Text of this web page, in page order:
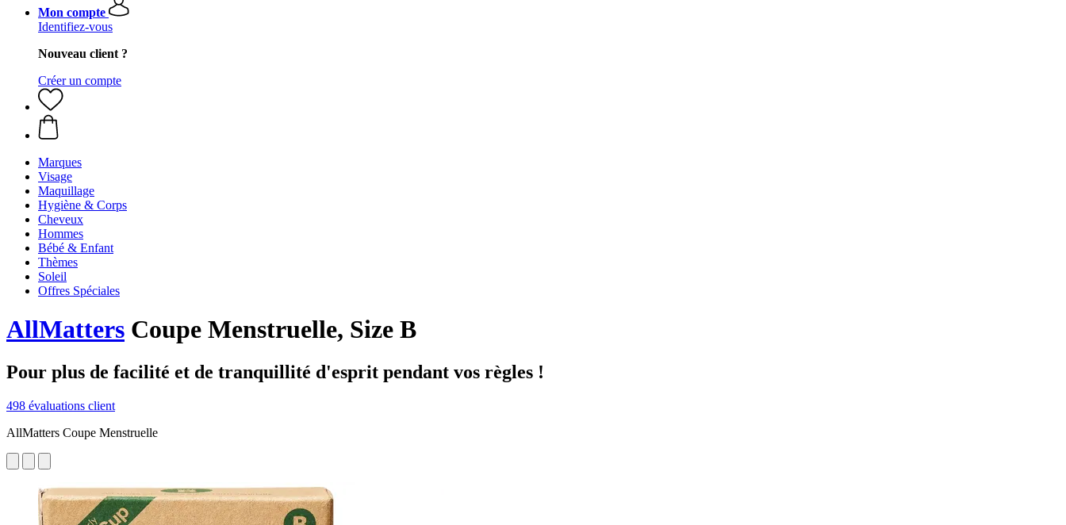
Mon compte
Identifiez-vous
Nouveau client ?
Créer un compte
Marques
Visage
Maquillage
Hygiène & Corps
Cheveux
Hommes
Bébé & Enfant
Thèmes
Soleil
Offres Spéciales
AllMatters Coupe Menstruelle, Size B
Pour plus de facilité et de tranquillité d'esprit pendant vos règles !
498 évaluations client
AllMatters Coupe Menstruelle